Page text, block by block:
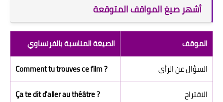
أشهر صيغ المواقف المتوقعة
الموقف
الصيغة المناسبة بالفرنساوي
السؤال عن الرأي
Comment tu trouves ce film ?
الاقتراح
Ça te dit d'aller au théâtre ?